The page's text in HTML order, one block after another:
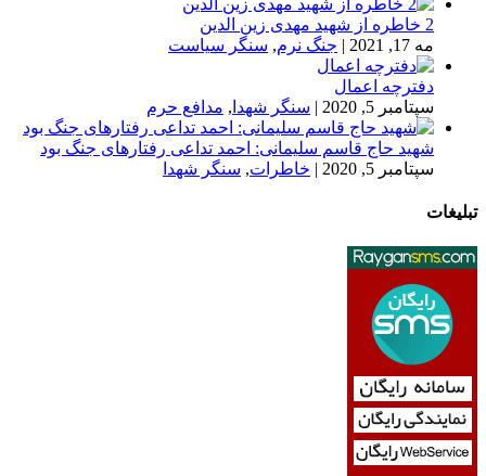
2 خاطره از شهید مهدی زین الدین
مه 17, 2021
| جنگ نرم, سنگر سیاست
دفترچه اعمال
سپتامبر 5, 2020
| سنگر شهدا , مدافع حرم
شهید حاج قاسم سلیمانی: احمد تداعی رفتارهای جنگ بود
سپتامبر 5, 2020
| خاطرات, سنگر شهدا
تبلیغات